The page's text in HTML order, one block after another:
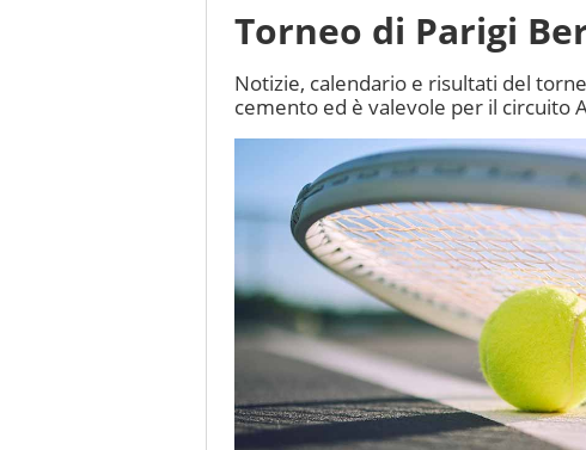
Torneo di Parigi
Notizie, calendario e risultati del
cemento ed è valevole per il circuito